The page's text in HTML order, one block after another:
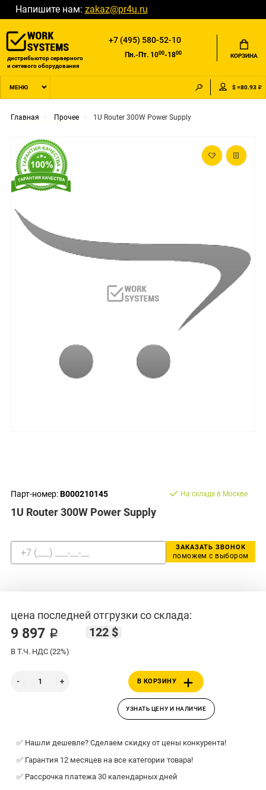
Напишите нам: zakaz@pr4u.ru
дистрибьютор серверного
и сетевого оборудования
+7 (495) 580-52-10
Пн.-Пт. 1000-1800 КОРЗИНА
МЕНЮ $ =80.93 ₽
Главная Прочее 1U Router 300W Power Supply
Парт-номер:B000210145
1U Router 300W Power Supply
На складе в Москве
ЗАКАЗАТЬ ЗВОНОК
поможем с выбором
цена последней отгрузки со склада:
9 897 ₽ 122 $
В Т.Ч. НДС (22%)
В КОРЗИНУ
УЗНАТЬ ЦЕНУ И НАЛИЧИЕ
✅ Нашли дешевле? Сделаем скидку от цены конкурента!
✅ Гарантия 12 месяцев на все категории товара!
✅ Рассрочка платежа 30 календарных дней